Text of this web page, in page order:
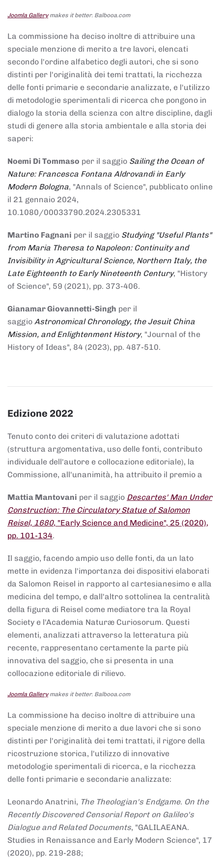
Joomla Gallerymakes it better. Balbooa.com
La commissione ha deciso inoltre di attribuire una
speciale menzione di merito a tre lavori, elencati
secondo l'ordine alfabetico degli autori, che si sono
distinti per l'originalità dei temi trattati, la ricchezza
delle fonti primarie e secondarie analizzate, e l'utilizzo
di metodologie sperimentali di ricerca che pongono in
dialogo la storia della scienza con altre discipline, dagli
studi di genere alla storia ambientale e alla storia dei
saperi:
Noemi Di Tommaso per il saggio Sailing the Ocean of
Nature: Francesca Fontana Aldrovandi in Early
Modern Bologna, "Annals of Science", pubblicato online
il 21 gennaio 2024,
10.1080/00033790.2024.2305331
Martino Fagnani per il saggio Studying "Useful Plants"
from Maria Theresa to Napoleon: Continuity and
Invisibility in Agricultural Science, Northern Italy, the
Late Eighteenth to Early Nineteenth Century, "History
of Science", 59 (2021), pp. 373-406.
Gianamar Giovannetti-Singh per il
saggio Astronomical Chronology, the Jesuit China
Mission, and Enlightenment History, "Journal of the
History of Ideas", 84 (2023), pp. 487-510.
Edizione 2022
Tenuto conto dei criteri di valutazione adottati
(struttura argomentativa, uso delle fonti, contributo
individuale dell'autore e collocazione editoriale), la
Commissione, all'unanimità, ha attribuito il premio a
Mattia Mantovani per il saggio Descartes' Man Under
Construction: The Circulatory Statue of Salomon
Reisel, 1680, "Early Science and Medicine", 25 (2020),
pp. 101-134.
Il saggio, facendo ampio uso delle fonti, da un lato
mette in evidenza l'importanza dei dispositivi elaborati
da Salomon Reisel in rapporto al cartesianesimo e alla
medicina del tempo, e dall'altro sottolinea la centralità
della figura di Reisel come mediatore tra la Royal
Society e l'Academia Naturæ Curiosorum. Questi
elementi, analizzati attraverso la letteratura più
recente, rappresentano certamente la parte più
innovativa del saggio, che si presenta in una
collocazione editoriale di rilievo.
Joomla Gallerymakes it better. Balbooa.com
La commissione ha deciso inoltre di attribuire una
speciale menzione di merito a due lavori che si sono
distinti per l'originalità dei temi trattati, il rigore della
ricostruzione storica, l'utilizzo di innovative
metodologie sperimentali di ricerca, e la ricchezza
delle fonti primarie e secondarie analizzate:
Leonardo Anatrini, The Theologian's Endgame. On the
Recently Discovered Censorial Report on Galileo's
Dialogue and Related Documents, "GALILAEANA.
Studies in Renaissance and Early Modern Science", 17
(2020), pp. 219-288;